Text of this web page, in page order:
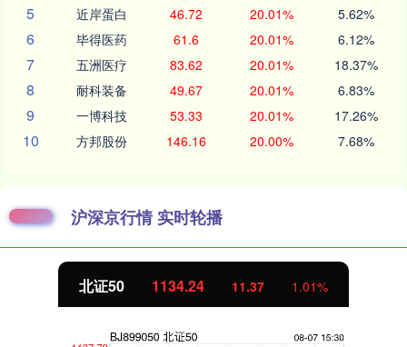
5 近岸蛋白 46.72 20.01% 5.62%
6 毕得医药 61.6 20.01% 6.12%
7 五洲医疗 83.62 20.01% 18.37%
8 耐科装备 49.67 20.01% 6.83%
9 一博科技 53.33 20.01% 17.26%
10 方邦股份 146.16 20.00% 7.68%
沪深京行情 实时轮播
北证50 1134.24 11.37 1.01%